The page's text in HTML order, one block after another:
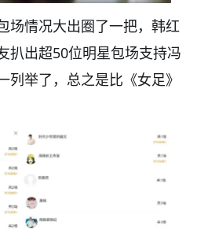
场情况大出圈了一把，韩红
扒出超50位明星包场支持冯
列举了，总之是比《女足》